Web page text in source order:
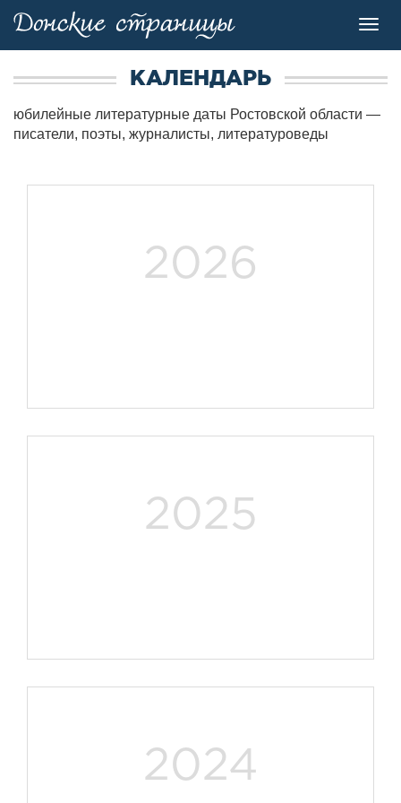
КАЛЕНДАРЬ
юбилейные литературные даты Ростовской области —
писатели, поэты, журналисты, литературоведы
2026
2025
2024